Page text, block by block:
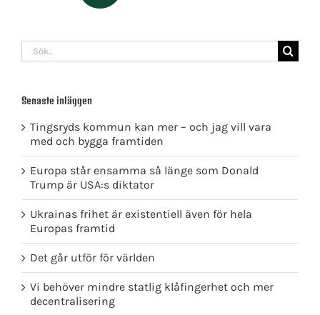
Sök
efter:
Senaste inläggen
Tingsryds kommun kan mer – och jag vill vara
med och bygga framtiden
Europa står ensamma så länge som Donald
Trump är USA:s diktator
Ukrainas frihet är existentiell även för hela
Europas framtid
Det går utför för världen
Vi behöver mindre statlig klåfingerhet och mer
decentralisering